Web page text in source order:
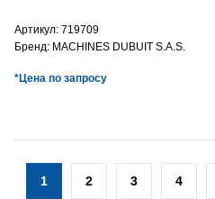
Артикул: 719709
Бренд: MACHINES DUBUIT S.A.S.
*Цена по запросу
1 2 3 4